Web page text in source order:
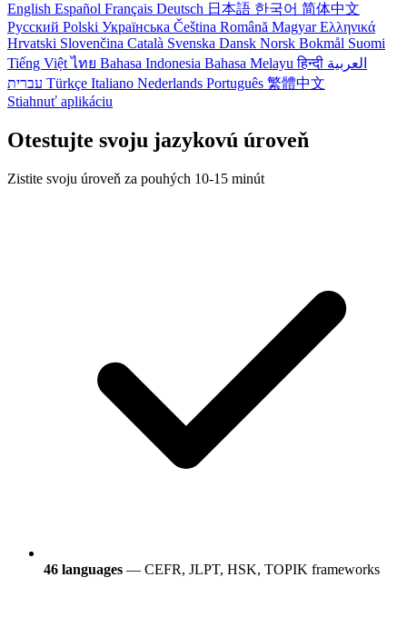
English Español Français Deutsch 日本語 한국어 简体中文
Русский Polski Українська Čeština Română MagyarΕλληνικά
Hrvatski Slovenčina Català Svenska Dansk Norsk Bokmål Suomi
Tiếng Việtไทย Bahasa Indonesia Bahasa Melayuहिन्दी العربية
Türkçe Italiano Nederlands Português 繁體中文
Stiahnuť aplikáciu
Otestujte svoju jazykovú úroveň
Zistite svoju úroveň za pouhých 10-15 minút
46 languages — CEFR, JLPT, HSK, TOPIK frameworks